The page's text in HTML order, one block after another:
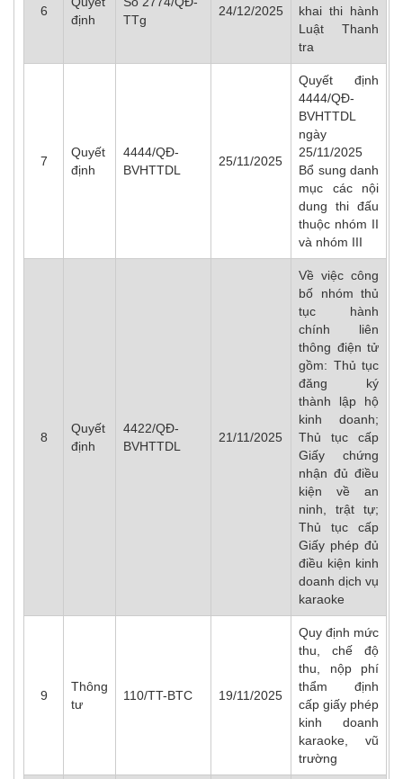
6
định
TTg
24/12/2025
khai thi hành
Luật Thanh
tra
7
Quyết
định
4444/QĐ-
BVHTTDL
25/11/2025
Quyết định
4444/QĐ-
BVHTTDL
ngày
25/11/2025
Bổ sung danh
mục các nội
dung thi đấu
thuộc nhóm II
và nhóm III
8
Quyết
định
4422/QĐ-
BVHTTDL
21/11/2025
Về việc công
bố nhóm thủ
tục hành
chính liên
thông điện tử
gồm: Thủ tục
đăng ký
thành lập hộ
kinh doanh;
Thủ tục cấp
Giấy chứng
nhận đủ điều
kiện về an
ninh, trật tự;
Thủ tục cấp
Giấy phép đủ
điều kiện kinh
doanh dịch vụ
karaoke
9
Thông
tư
110/TT-BTC 19/11/2025
Quy định mức
thu, chế độ
thu, nộp phí
thẩm định
cấp giấy phép
kinh doanh
karaoke, vũ
trường